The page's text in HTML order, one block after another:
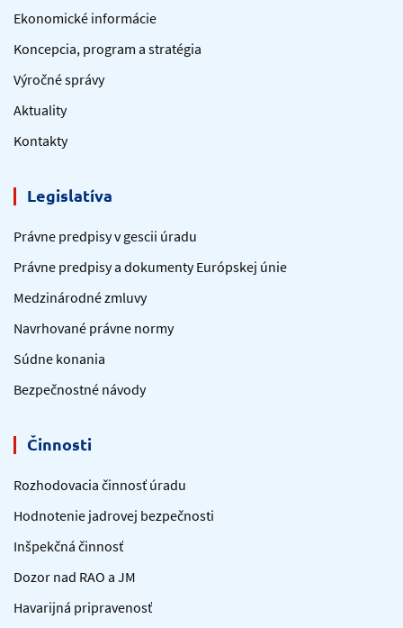
Ekonomické informácie
Koncepcia, program a stratégia
Výročné správy
Aktuality
Kontakty
Legislatíva
Právne predpisy v gescii úradu
Právne predpisy a dokumenty Európskej únie
Medzinárodné zmluvy
Navrhované právne normy
Súdne konania
Bezpečnostné návody
Činnosti
Rozhodovacia činnosť úradu
Hodnotenie jadrovej bezpečnosti
Inšpekčná činnosť
Dozor nad RAO a JM
Havarijná pripravenosť